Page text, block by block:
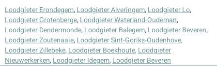
Loodgieter Erondegem, Loodgieter Alveringem, Loodgieter Lo,
Loodgieter Grotenberge, Loodgieter Waterland-Oudeman,
Loodgieter Dendermonde, Loodgieter Balegem, Loodgieter Beveren,
Loodgieter Zoutenaaie, Loodgieter Sint-Goriks-Oudenhove,
Loodgieter Zillebeke, Loodgieter Boekhoute, Loodgieter
Nieuwerkerken, Loodgieter Idegem, Loodgieter Beveren